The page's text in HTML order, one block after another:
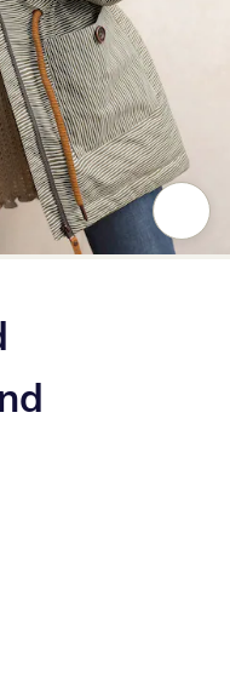
Preis: 99,99 €